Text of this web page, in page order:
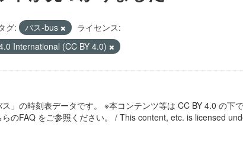
グ: バス-bus
ライセンス:
International (CC BY 4.0)
」の時刻表データです。 ※本コンテンツ等は CC BY 4.0 の下
のFAQ をご参照ください。 / This content, etc. is licensed